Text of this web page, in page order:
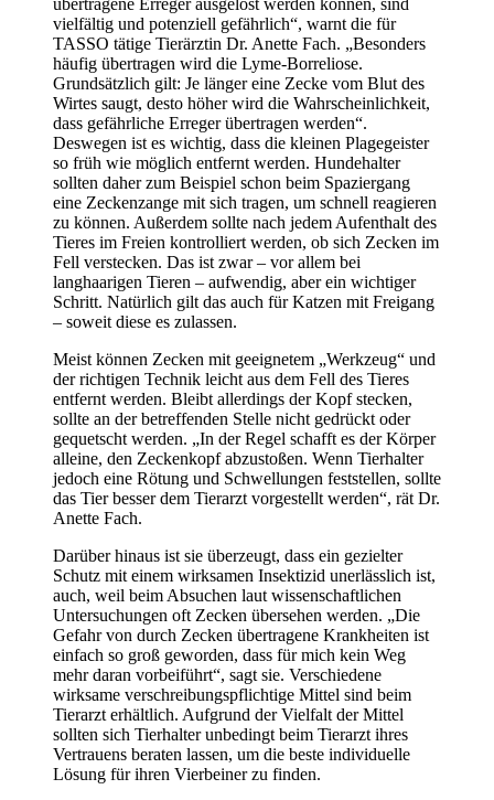
vielfältig und potenziell gefährlich“, warnt die für
TASSO tätige Tierärztin Dr. Anette Fach. „Besonders
häufig übertragen wird die Lyme-Borreliose.
Grundsätzlich gilt: Je länger eine Zecke vom Blut des
Wirtes saugt, desto höher wird die Wahrscheinlichkeit,
dass gefährliche Erreger übertragen werden“.
Deswegen ist es wichtig, dass die kleinen Plagegeister
so früh wie möglich entfernt werden. Hundehalter
sollten daher zum Beispiel schon beim Spaziergang
eine Zeckenzange mit sich tragen, um schnell reagieren
zu können. Außerdem sollte nach jedem Aufenthalt des
Tieres im Freien kontrolliert werden, ob sich Zecken im
Fell verstecken. Das ist zwar – vor allem bei
langhaarigen Tieren – aufwendig, aber ein wichtiger
Schritt. Natürlich gilt das auch für Katzen mit Freigang
– soweit diese es zulassen.
Meist können Zecken mit geeignetem „Werkzeug“ und
der richtigen Technik leicht aus dem Fell des Tieres
entfernt werden. Bleibt allerdings der Kopf stecken,
sollte an der betreffenden Stelle nicht gedrückt oder
gequetscht werden. „In der Regel schafft es der Körper
alleine, den Zeckenkopf abzustoßen. Wenn Tierhalter
jedoch eine Rötung und Schwellungen feststellen, sollte
das Tier besser dem Tierarzt vorgestellt werden“, rät Dr.
Anette Fach.
Darüber hinaus ist sie überzeugt, dass ein gezielter
Schutz mit einem wirksamen Insektizid unerlässlich ist,
auch, weil beim Absuchen laut wissenschaftlichen
Untersuchungen oft Zecken übersehen werden. „Die
Gefahr von durch Zecken übertragene Krankheiten ist
einfach so groß geworden, dass für mich kein Weg
mehr daran vorbeiführt“, sagt sie. Verschiedene
wirksame verschreibungspflichtige Mittel sind beim
Tierarzt erhältlich. Aufgrund der Vielfalt der Mittel
sollten sich Tierhalter unbedingt beim Tierarzt ihres
Vertrauens beraten lassen, um die beste individuelle
Lösung für ihren Vierbeiner zu finden.